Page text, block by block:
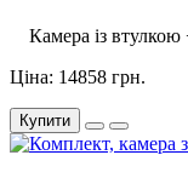
Камера із втулкою
Ціна: 14858 грн.
Купити